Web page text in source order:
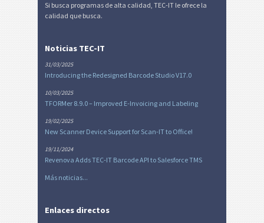
Si busca programas de alta calidad, TEC-IT le ofrece la
calidad que busca.
Noticias TEC-IT
31/03/2025
Introducing the Redesigned Barcode Studio V17.0
10/03/2025
TFORMer 8.9.0 – Improved E-Invoicing and Labeling
19/02/2025
New Scanner Device Support for Scan-IT to Office!
19/11/2024
Revenova Adds TEC-IT Barcode API to Salesforce TMS
Más noticias...
Enlaces directos